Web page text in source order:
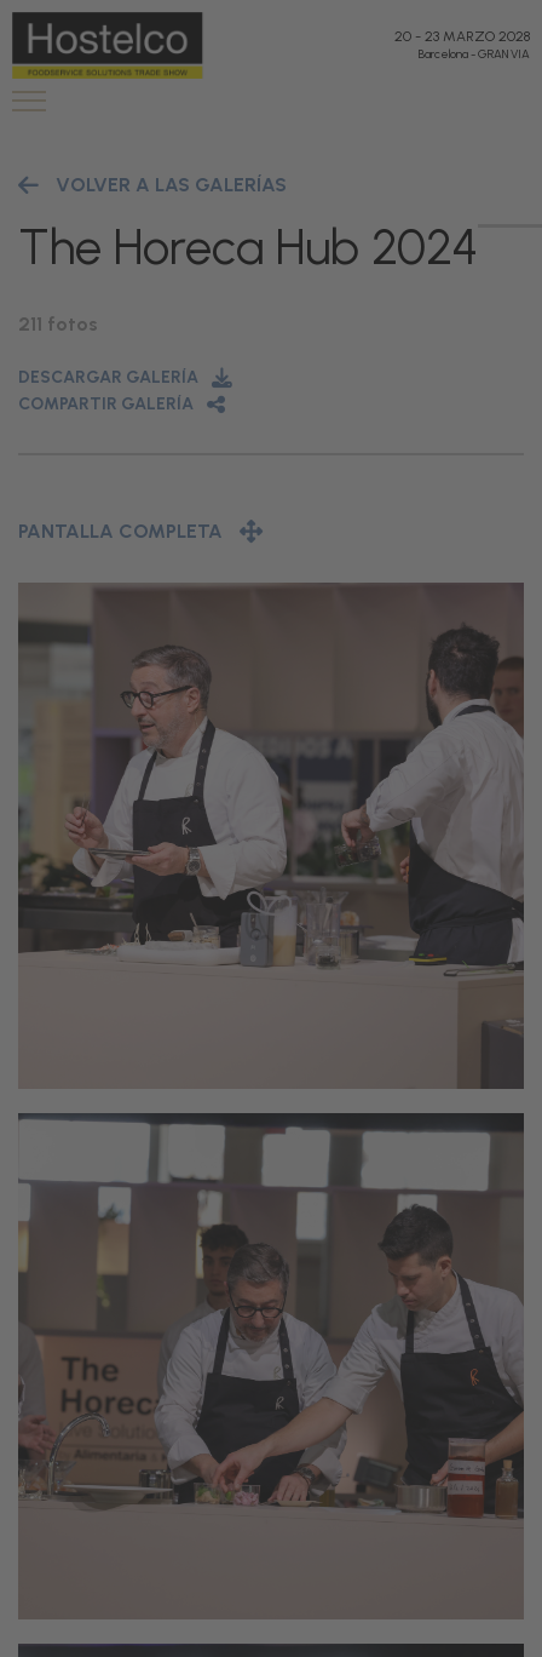
20 - 23 MARZO 2028
Barcelona-GRAN VIA
VOLVER A LAS GALERÍAS
The Horeca Hub 2024
211 fotos
DESCARGAR GALERÍA
COMPARTIR GALERÍA
PANTALLA COMPLETA